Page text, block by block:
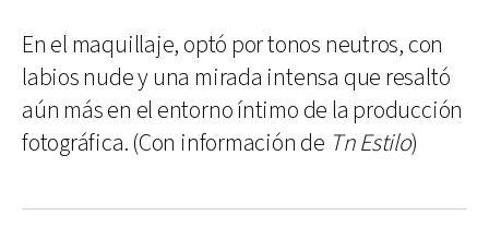
En el maquillaje, optó por tonos neutros, con
labios nude y una mirada intensa que resaltó
aún más en el entorno íntimo de la producción
fotográfica. (Con información de Tn Estilo)